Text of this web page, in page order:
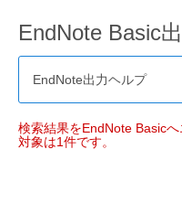
EndNote Basic
EndNote出力ヘルプ
検索結果をEndNote Basicへ
対象は1件です。